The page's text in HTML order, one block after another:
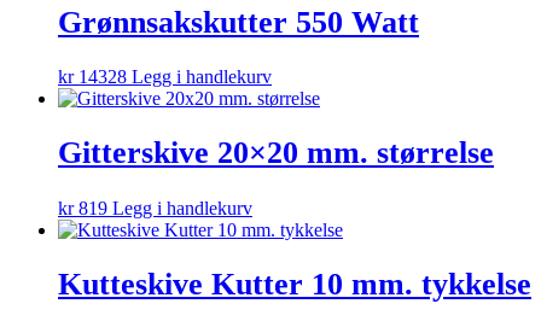
Grønnsakskutter 550 Watt
kr14328 Legg i handlekurv
Gitterskive 20×20 mm. størrelse
kr819 Legg i handlekurv
Kutteskive Kutter 10 mm. tykkelse